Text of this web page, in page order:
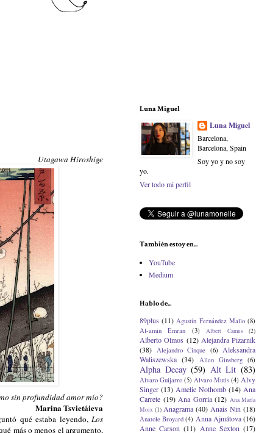
Utagawa Hiroshige
sin profundidad amor mío?
Marina Tsvietáieva
qué estaba leyendo, Los
más o menos el argumento,
Luna Miguel
Luna Miguel
Barcelona,
Barcelona, Spain
Soy yo y no soy
yo.
Ver todo mi perfil
También estoy en...
YouTube
Medium
Hablo de...
89plus (11) Agustín Fernández Mallo (8)
Al-amin Emran
(3) Albert Camus (2)
Alberto Olmos (12) Alejandra Pizarnik
(38)
Alejandro Cinque (6)
Aleksandra
Waliszewska (34) Allen Ginsberg (6)
Alpha Decay (59) Alt Lit (83)
Alvaro Guijarro (5) Alvaro Mutis (4) Alvy
Singer (13) Amelie Nothomb (14) Ana
Carrete (19) Ana Gorria (12) Ana María
Moix (1) Anagrama (40) Anais Nin (18)
Anatole Broyard (4) Anna Ajmátova (16)
Anne Carson (11) Anne Sexton (17)